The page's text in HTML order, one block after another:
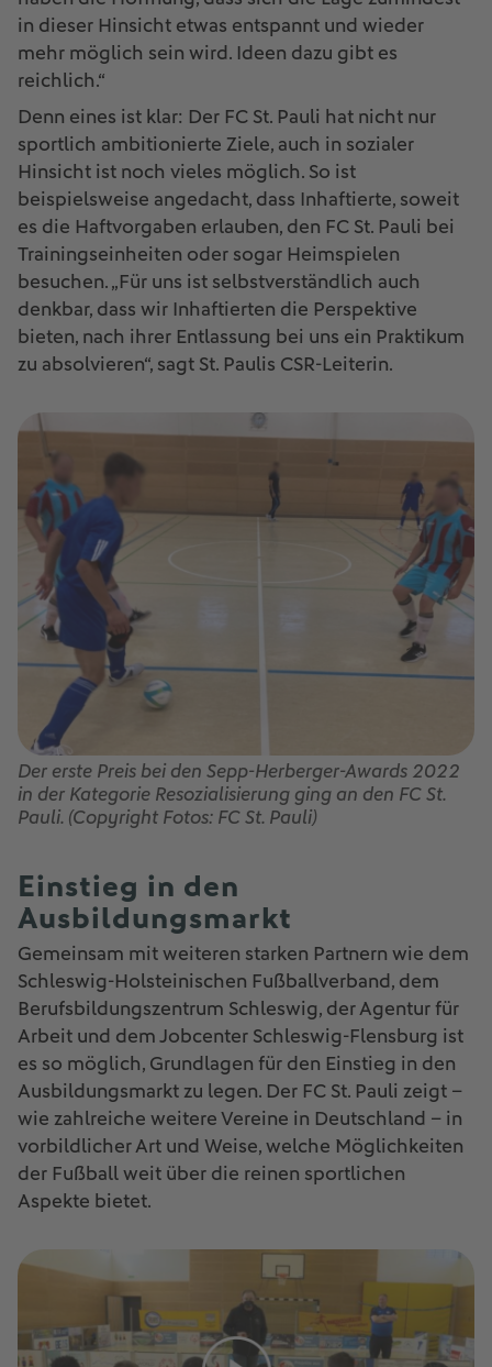
in dieser Hinsicht etwas entspannt und wieder
mehr möglich sein wird. Ideen dazu gibt es
reichlich.“
Denn eines ist klar: Der FC St. Pauli hat nicht nur
sportlich ambitionierte Ziele, auch in sozialer
Hinsicht ist noch vieles möglich. So ist
beispielsweise angedacht, dass Inhaftierte, soweit
es die Haftvorgaben erlauben, den FC St. Pauli bei
Trainingseinheiten oder sogar Heimspielen
besuchen. „Für uns ist selbstverständlich auch
denkbar, dass wir Inhaftierten die Perspektive
bieten, nach ihrer Entlassung bei uns ein Praktikum
zu absolvieren“, sagt St. Paulis CSR-Leiterin.
Der erste Preis bei den Sepp-Herberger-Awards 2022
in der Kategorie Resozialisierung ging an den FC St.
Pauli. (Copyright Fotos: FC St. Pauli)
Einstieg in den
Ausbildungsmarkt
Gemeinsam mit weiteren starken Partnern wie dem
Schleswig-Holsteinischen Fußballverband, dem
Berufsbildungszentrum Schleswig, der Agentur für
Arbeit und dem Jobcenter Schleswig-Flensburg ist
es so möglich, Grundlagen für den Einstieg in den
Ausbildungsmarkt zu legen. Der FC St. Pauli zeigt –
wie zahlreiche weitere Vereine in Deutschland – in
vorbildlicher Art und Weise, welche Möglichkeiten
der Fußball weit über die reinen sportlichen
Aspekte bietet.